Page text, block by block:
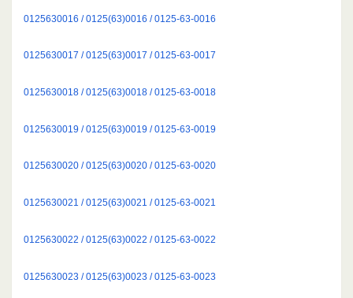
0125630016 / 0125(63)0016 / 0125-63-0016
0125630017 / 0125(63)0017 / 0125-63-0017
0125630018 / 0125(63)0018 / 0125-63-0018
0125630019 / 0125(63)0019 / 0125-63-0019
0125630020 / 0125(63)0020 / 0125-63-0020
0125630021 / 0125(63)0021 / 0125-63-0021
0125630022 / 0125(63)0022 / 0125-63-0022
0125630023 / 0125(63)0023 / 0125-63-0023